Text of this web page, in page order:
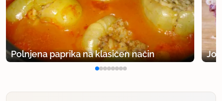
Polnjena paprika na klasičen način